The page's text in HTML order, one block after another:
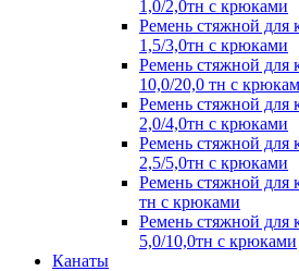
1,0/2,0тн с крюками
Ремень стяжной для
1,5/3,0тн с крюками
Ремень стяжной для
10,0/20,0 тн с
Ремень стяжной для
2,0/4,0тн с крюками
Ремень стяжной для
2,5/5,0тн с крюками
Ремень стяжной для
тн с крюками
Ремень стяжной для
5,0/10,0тн с крюками
Канаты